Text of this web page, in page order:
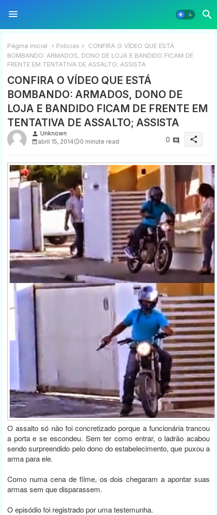
Página inicial Policias
CONFIRA O VÍDEO QUE ESTÁ
BOMBANDO: ARMADOS, DONO DE LOJA E BANDIDO FICAM DE
FRENTE EM TENTATIVA DE ASSALTO; ASSISTA
CONFIRA O VÍDEO QUE ESTÁ
BOMBANDO: ARMADOS, DONO DE
LOJA E BANDIDO FICAM DE FRENTE EM
TENTATIVA DE ASSALTO; ASSISTA
person Unknown
abril 15, 2014
0 minute read 0 share
O assalto só não foi concretizado porque a funcionária trancou
a porta e se escondeu. Sem ter como entrar, o ladrão acabou
sendo surpreendido pelo dono do estabelecimento, que puxou a
arma para ele.
Como numa cena de filme, os dois chegaram a apontar suas
armas sem que disparassem.
O episódio foi registrado por uma testemunha.